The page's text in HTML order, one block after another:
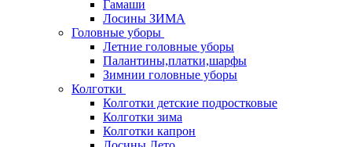
Гамаши
Лосины ЗИМА
Головные уборы
Летние головные уборы
Палантины,платки,шарфы
Зимнии головные уборы
Колготки
Колготки детские подростковые
Колготки зима
Колготки капрон